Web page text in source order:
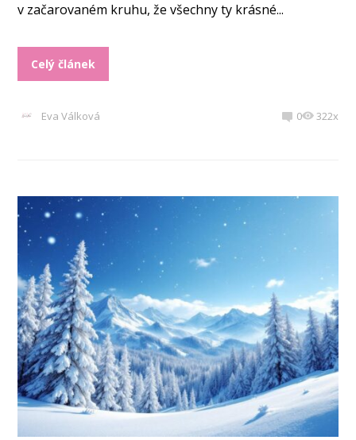
v začarovaném kruhu, že všechny ty krásné...
Celý článek
Eva Válková 0 322x